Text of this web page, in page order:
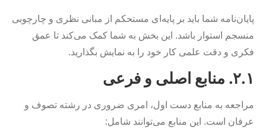
پایان‌نامه شما باید بر پایه‌ای مستحکم از مبانی نظری و چارچوبی
منسجم استوار باشد. این بخش به شما کمک می‌کند تا عمق
فکری و دقت علمی کار خود را به نمایش بگذارید.
۲.۱. منابع اصلی و فرعی
مراجعه به منابع دست اول، امری ضروری در رشته تصوف و
عرفان است. این منابع می‌توانند شامل: